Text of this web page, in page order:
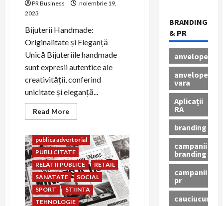
PR Business
noiembrie 19,
2023
Bijuterii Handmade:
Originalitate și Eleganță
Unică Bijuteriile handmade
sunt expresii autentice ale
creativității, conferind
unicitate și eleganță...
Read MoreRead
more
si
lumanari
handmade
–
decobazar.eu
CULTURA
CURSURI
design
EDUCATIE
ENERGIE
FAMILIE
FARMACEUTIC
FASHION
FINANTE
FOOD
HORECA
HR
IMOBILIARE
INDUSTRIE
INSTITUTII PUBLICE
INTERNET
IT
LIFESTYLE
publica advertorial
PUBLICITATE
RELATII PUBLICE
RETAIL
SANATATE
SOCIAL
SPORT
STIINTA
TEHNOLOGIE
BRANDING
& PR
anvelope
anvelope
vara
Aplicații
RA
branding
campanii
branding
campanii
pr
cauciucuri